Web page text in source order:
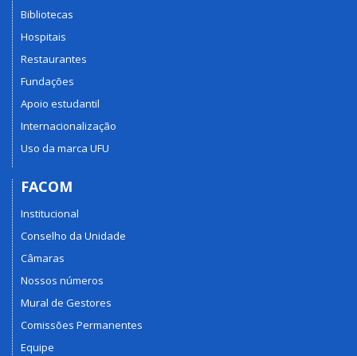
Bibliotecas
Hospitais
Restaurantes
Fundações
Apoio estudantil
Internacionalização
Uso da marca UFU
FACOM
Institucional
Conselho da Unidade
Câmaras
Nossos números
Mural de Gestores
Comissões Permanentes
Equipe